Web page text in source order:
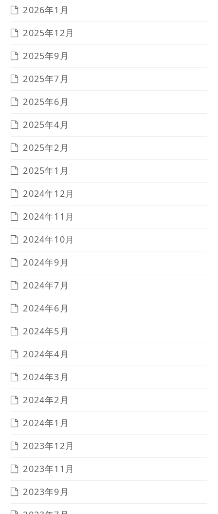
2026年1月
2025年12月
2025年9月
2025年7月
2025年6月
2025年4月
2025年2月
2025年1月
2024年12月
2024年11月
2024年10月
2024年9月
2024年7月
2024年6月
2024年5月
2024年4月
2024年3月
2024年2月
2024年1月
2023年12月
2023年11月
2023年9月